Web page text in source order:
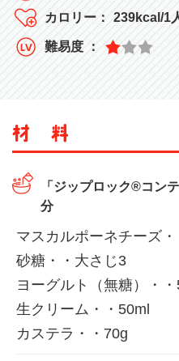
239kcal/1
「ジップロック®コン
分
マスカルポーネチーズ
砂糖・・大さじ3
ヨーグルト（無糖）・
生クリーム・・50ml
カステラ・・70g